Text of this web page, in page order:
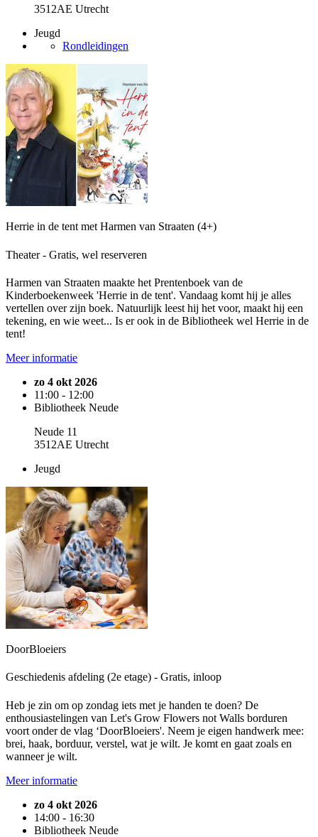
3512AE Utrecht
Jeugd
Rondleidingen
Herrie in de tent met Harmen van Straaten (4+)
Theater - Gratis, wel reserveren
Harmen van Straaten maakte het Prentenboek van de
Kinderboekenweek 'Herrie in de tent'. Vandaag komt hij je alles
vertellen over zijn boek. Natuurlijk leest hij het voor, maakt hij een
tekening, en wie weet... Is er ook in de Bibliotheek wel Herrie in de
tent!
Meer informatie
zo 4 okt 2026
11:00 - 12:00
Bibliotheek Neude
Neude 11
3512AE Utrecht
Jeugd
DoorBloeiers
Geschiedenis afdeling (2e etage) - Gratis, inloop
Heb je zin om op zondag iets met je handen te doen? De
enthousiastelingen van Let's Grow Flowers not Walls borduren
voort onder de vlag ‘DoorBloeiers'. Neem je eigen handwerk mee:
brei, haak, borduur, verstel, wat je wilt. Je komt en gaat zoals en
wanneer je wilt.
Meer informatie
zo 4 okt 2026
14:00 - 16:30
Bibliotheek Neude